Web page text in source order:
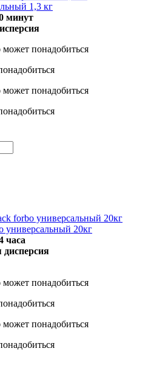
1,3 кг
минут
универсальный 20кг
часа